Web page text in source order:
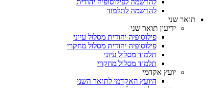
להרשמה לפילוסופיה יהודית
להרשמה לתלמוד
תואר שני
ידיעון תואר שני
פילוסופיה יהודית מסלול עיוני
פילוסופיה יהודית מסלול מחקרי
תלמוד מסלול עיוני
תלמוד מסלול מחקרי
יועץ אקדמי
היועץ האקדמי לתואר השני